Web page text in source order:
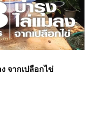
จากเปลือกไข่